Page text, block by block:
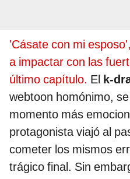
'Cásate con mi
a impactar con las
último capítulo. El k-
webtoon homónimo,
momento más
protagonista viajó al
cometer los mismos
trágico final. Sin